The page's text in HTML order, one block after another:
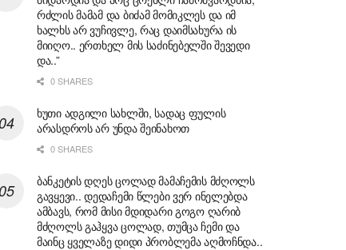
რძლის მამამ და ბიძამ მომიკლეს და იმ
ხალხს არ ვუჩივლე, რაც დაიმსახურა ის
მიიღო.. ერთხელ მის საძინებელში შევედი
და..”
0 SHARES
ხუთი ადგილი სახლში, სადაც ფულის
არასდროს არ უნდა შეინახოთ
0 SHARES
ბანკეტის დღეს ცოლად მამაჩემის მძღოლს
გავყევი.. დედაჩემი წლები ვერ ინელებდა
ამბავს, რომ მისი მდიდარი გოგო ღარიბ
მძღოლს გაჰყვა ცოლად, თუმცა ჩემი და
მაინც ყველაზე დიდი პრობლემა აღმოჩნდა..